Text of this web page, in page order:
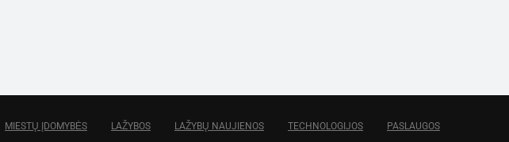
MIESTŲ ĮDOMYBĖS LAŽYBOS LAŽYBŲ NAUJIENOS TECHNOLOGIJOS PASLAUGOS